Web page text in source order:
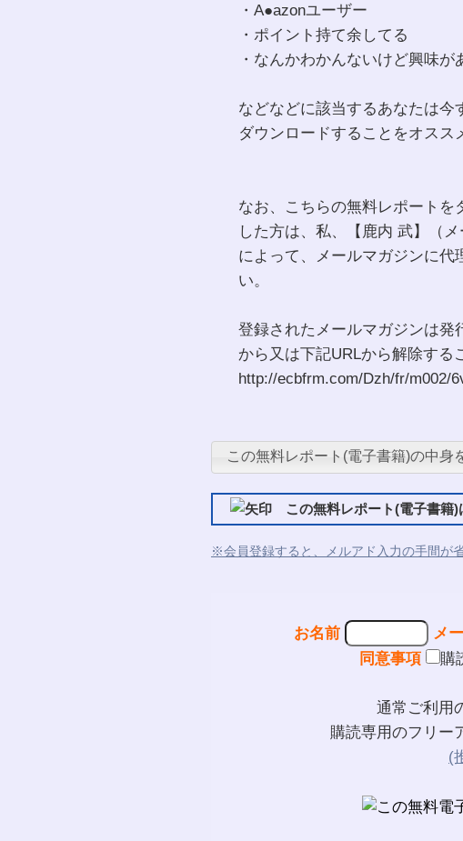
・A●azonユーザー
・ポイント持て余してる
・なんかわかんないけど興味が
などなどに該当するあなたは今
ダウンロードすることをオスス
なお、こちらの無料レポートを
した方は、私、【鹿内 武】（メ
によって、メールマガジンに代
い。
登録されたメールマガジンは発
から又は下記URLから解除する
http://ecbfrm.com/Dzh/fr/m002/
この無料レポート(電子書籍)の中身
この無料レポート(電子書籍)
※会員登録すると、メルアド入力の手間が
お名前
メ
同意事項
購
通常ご利用
購読専用のフリー
(